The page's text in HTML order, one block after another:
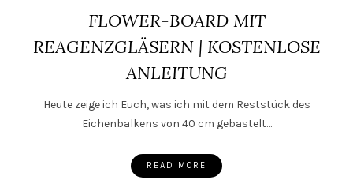
FLOWER-BOARD MIT
REAGENZGLÄSERN | KOSTENLOSE
ANLEITUNG
Heute zeige ich Euch, was ich mit dem Reststück des
Eichenbalkens von 40 cm gebastelt…
READ MORE